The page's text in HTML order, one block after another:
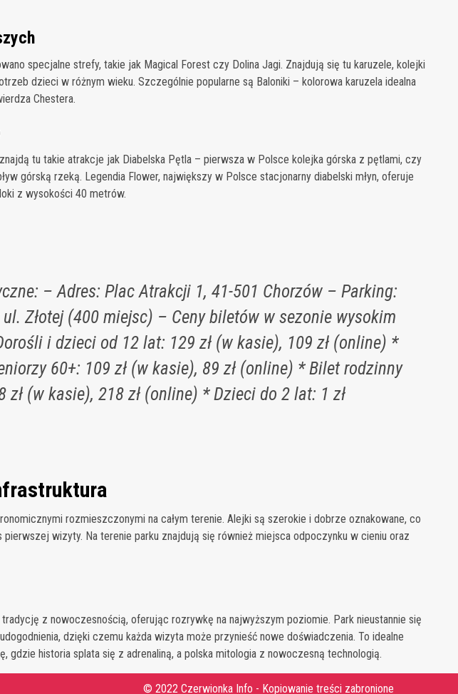
specjalne strefy, takie jak Magical Forest czy Dolina Jagi. Znajdują się tu karuzele, kolejki
dzieci w różnym wieku. Szczególnie popularne są Baloniki – kolorowa karuzela idealna
Chestera.
tu takie atrakcje jak Diabelska Pętla – pierwsza w Polsce kolejka górska z pętlami, czy
górską rzeką. Legendia Flower, największy w Polsce stacjonarny diabelski młyn, oferuje
z wysokości 40 metrów.
– Adres: Plac Atrakcji 1, 41-501 Chorzów – Parking:
ul. Złotej (400 miejsc) – Ceny biletów w sezonie wysokim
i dzieci od 12 lat: 129 zł (w kasie), 109 zł (online) *
60+: 109 zł (w kasie), 89 zł (online) * Bilet rodzinny
zł (w kasie), 218 zł (online) * Dzieci do 2 lat: 1 zł
rozmieszczonymi na całym terenie. Alejki są szerokie i dobrze oznakowane, co
pierwszej wizyty. Na terenie parku znajdują się również miejsca odpoczynku w cieniu oraz
z nowoczesnością, oferując rozrywkę na najwyższym poziomie. Park nieustannie się
dzięki czemu każda wizyta może przynieść nowe doświadczenia. To idealne
gdzie historia splata się z adrenaliną, a polska mitologia z nowoczesną technologią.
© 2022 Czerwionka Info - Kopiowanie treści zabronione